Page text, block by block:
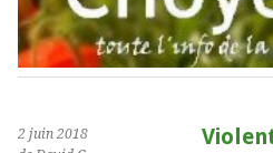
2 juin 2018